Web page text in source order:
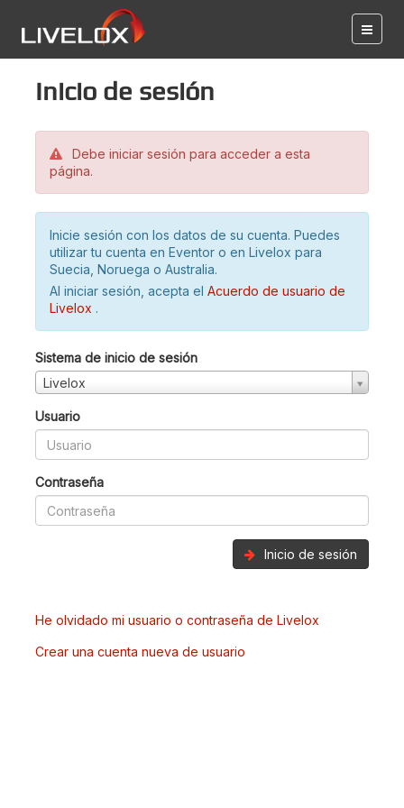
Inicio de sesión
Debe iniciar sesión para acceder a esta
página.
Inicie sesión con los datos de su cuenta. Puedes
utilizar tu cuenta en Eventor o en Livelox para
Suecia, Noruega o Australia.
Al iniciar sesión, acepta el Acuerdo de usuario de
Livelox .
Sistema de inicio de sesión
Livelox
Usuario
Contraseña
Inicio de sesión
He olvidado mi usuario o contraseña de Livelox
Crear una cuenta nueva de usuario